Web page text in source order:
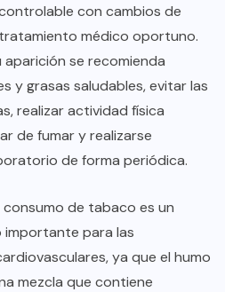
con cambios de
médico oportuno.
aparición se recomienda
y grasas saludables, evitar las
realizar actividad física
de fumar y realizarse
de forma periódica.
consumo de tabaco es un
para las
ya que el humo
mezcla que contiene